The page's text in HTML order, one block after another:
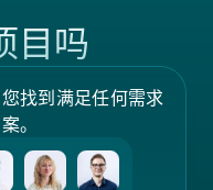
目吗
找到满足任何需求
。